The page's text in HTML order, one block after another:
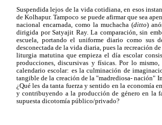
Suspendida lejos de la vida cotidiana, en esos
de Kolhapur. Tampoco se puede afirmar que sea
nacional encarnada, como la muchacha (ditto)
dirigida por Satyajit Ray. La comparación, sin
escuela, portando el uniforme diario como sus
desconectada de la vida diaria, pues la recreación
liturgia matutina que empieza el día escolar
producciones, discursivas y físicas. Por lo
calendario escolar: es la culminación de
tangible de la creación de la "madrediosa- nación"
¿Qué les da tanta fuerza y sentido en la economía
y contribuyendo a la producción de género en la
supuesta dicotomía público/privado?